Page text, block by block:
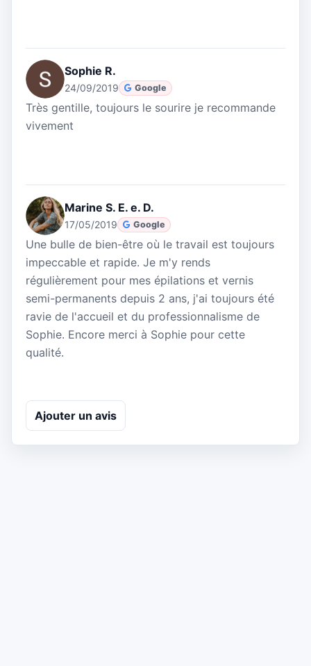
Sophie R.
24/09/2019 Google
Très gentille, toujours le sourire je recommande
vivement
Marine S. E. e. D.
17/05/2019 Google
Une bulle de bien-être où le travail est toujours
impeccable et rapide. Je m'y rends
régulièrement pour mes épilations et vernis
semi-permanents depuis 2 ans, j'ai toujours été
ravie de l'accueil et du professionnalisme de
Sophie. Encore merci à Sophie pour cette
qualité.
Ajouter un avis